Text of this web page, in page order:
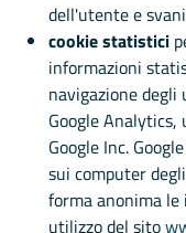
dell'utente e
cookie statistici
informazioni
navigazione
Google
Google Inc.
sui computer
forma anonima
utilizzo del sito